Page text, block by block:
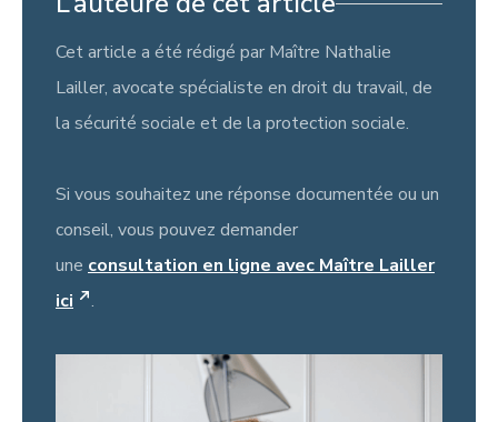
Cet article a été rédigé par Maître Nathalie
Lailler, avocate spécialiste en droit du travail, de
la sécurité sociale et de la protection sociale.
Si vous souhaitez une réponse documentée ou un
conseil, vous pouvez demander
une consultation en ligne avec Maître Lailler
ici
.